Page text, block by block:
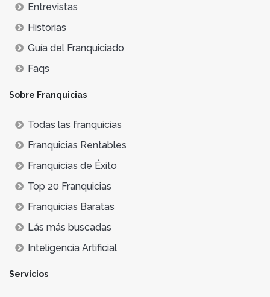
Entrevistas
Historias
Guía del Franquiciado
Faqs
Sobre Franquicias
Todas las franquicias
Franquicias Rentables
Franquicias de Éxito
Top 20 Franquicias
Franquicias Baratas
Lás más buscadas
Inteligencia Artificial
Servicios